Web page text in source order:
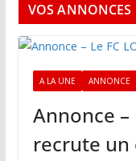
VOS ANNONCES
A LA UNE ANNONCE
Annonce –
recrute un